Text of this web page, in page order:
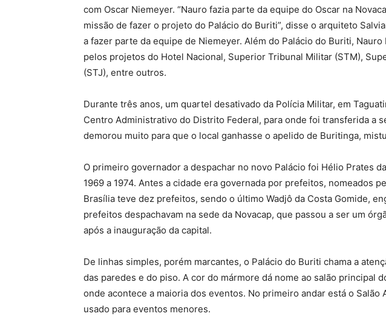
com Oscar Niemeyer. “Nauro fazia parte da equipe do Oscar na
missão de fazer o projeto do Palácio do Buriti”, disse o arquiteto
a fazer parte da equipe de Niemeyer. Além do Palácio do Buriti,
pelos projetos do Hotel Nacional, Superior Tribunal Militar (STM),
(STJ), entre outros.
Durante três anos, um quartel desativado da Polícia Militar, em
Centro Administrativo do Distrito Federal, para onde foi transferida a
demorou muito para que o local ganhasse o apelido de Buritinga,
O primeiro governador a despachar no novo Palácio foi Hélio Prates
1969 a 1974. Antes a cidade era governada por prefeitos, nomeados
Brasília teve dez prefeitos, sendo o último Wadjô da Costa Gomide,
prefeitos despachavam na sede da Novacap, que passou a ser um
após a inauguração da capital.
De linhas simples, porém marcantes, o Palácio do Buriti chama a
das paredes e do piso. A cor do mármore dá nome ao salão principal
onde acontece a maioria dos eventos. No primeiro andar está o Salão
usado para eventos menores.